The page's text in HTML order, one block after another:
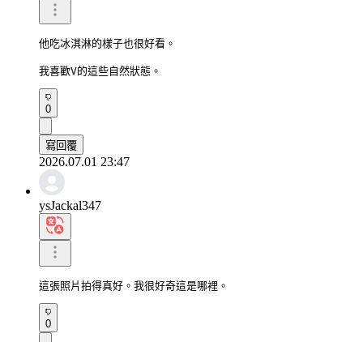
他吃冰淇淋的樣子也很好看。
我喜歡V的這些自然狀態。
0
寫回覆
2026.07.01 23:47
ysJackal347
這張照片拍得真好。我很好奇這是哪裡。
0